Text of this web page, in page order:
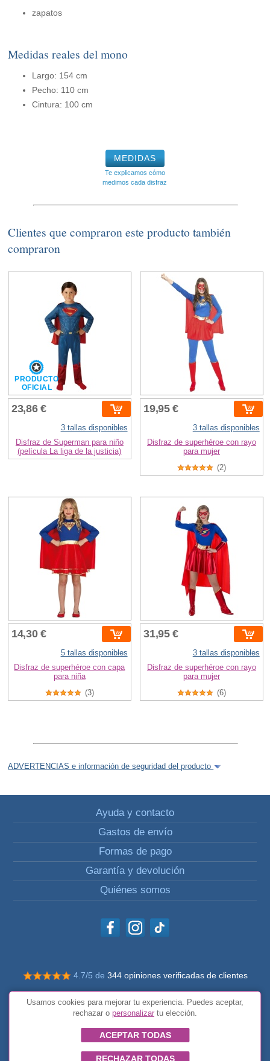
zapatos
Medidas reales del mono
Largo: 154 cm
Pecho: 110 cm
Cintura: 100 cm
MEDIDAS
Te explicamos cómo
medimos cada disfraz
Clientes que compraron este producto también
compraron
PRODUCTO
OFICIAL
23,86 €
3 tallas disponibles
Disfraz de Superman para niño
(película La liga de la justicia)
19,95 €
3 tallas disponibles
Disfraz de superhéroe con rayo
para mujer
(2)
14,30 €
5 tallas disponibles
Disfraz de superhéroe con capa
para niña
(3)
31,95 €
3 tallas disponibles
Disfraz de superhéroe con rayo
para mujer
(6)
ADVERTENCIAS e información de seguridad del producto
Ayuda y contacto
Gastos de envío
Formas de pago
Garantía y devolución
Quiénes somos
4.7/5 de 344 opiniones verificadas de clientes
© Todos los derechos reservados Impulsivos
Condiciones generales
Usamos cookies para mejorar tu experiencia. Puedes aceptar,
rechazar o personalizar tu elección.
ACEPTAR TODAS
RECHAZAR TODAS